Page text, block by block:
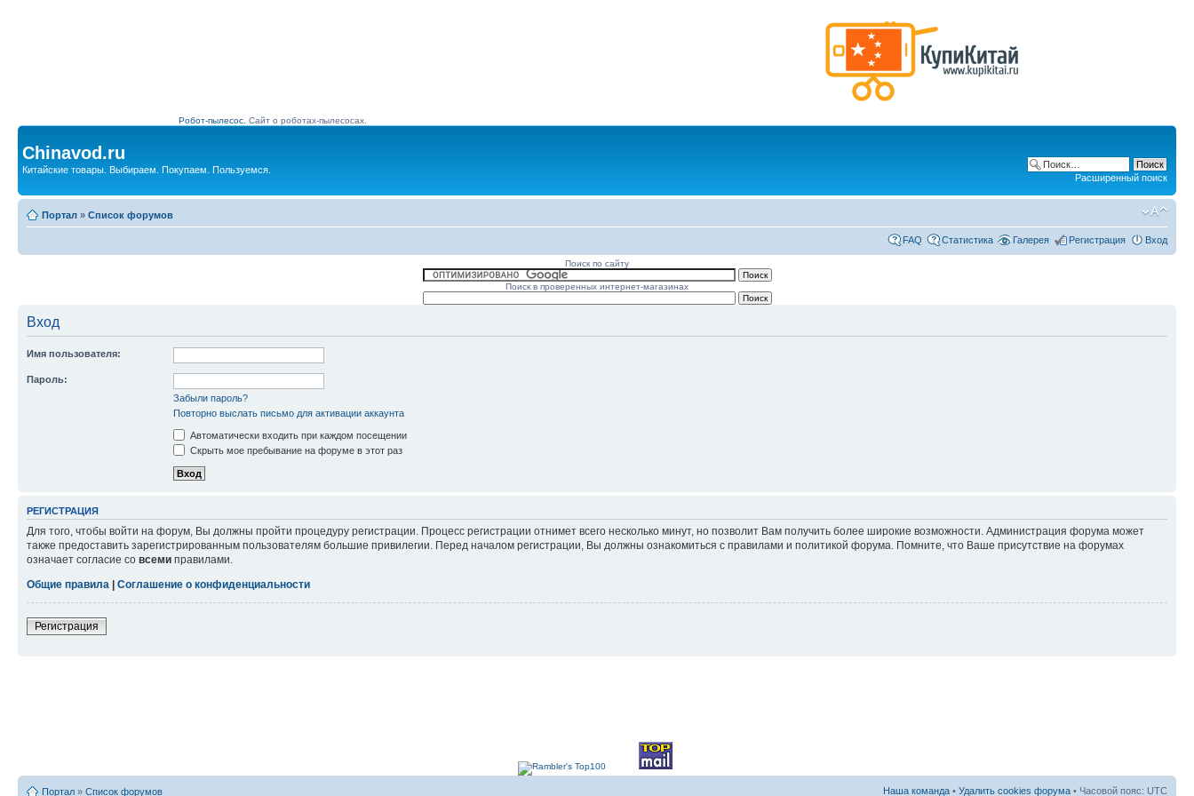
Робот-пылесос. Сайт о роботах-пылесосах.
Chinavod.ru
Китайские товары. Выбираем. Покупаем. Пользуемся.
Расширенный поиск
Портал » Список форумов
FAQ Статистика Галерея Регистрация Вход
Поиск по сайту
Поиск в проверенных интернет-магазинах
Вход
Имя пользователя:
Пароль:
Забыли пароль?
Повторно выслать письмо для активации аккаунта
Автоматически входить при каждом посещении
Скрыть мое пребывание на форуме в этот раз
РЕГИСТРАЦИЯ
Для того, чтобы войти на форум, Вы должны пройти процедуру регистрации. Процесс регистрации отнимет всего несколько минут, но позволит Вам получить более широкие возможности. Администрация форума может
также предоставить зарегистрированным пользователям большие привилегии. Перед началом регистрации, Вы должны ознакомиться с правилами и политикой форума. Помните, что Ваше присутствие на форумах
означает согласие со всеми правилами.
Общие правила
Соглашение о конфиденциальности
Регистрация
Портал » Список форумов Наша команда • Удалить cookies форума • Часовой пояс: UTC